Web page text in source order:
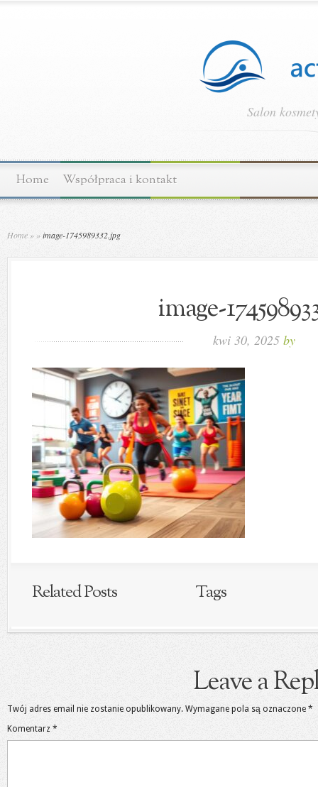
Salon
Home Współpraca i kontakt
Home » »image-1745989332.jpg
image-
kwi 30, 2025 by
Related Posts Tags
Leave a
Twój adres email nie zostanie opublikowany. Wymagane pola są oznaczone *
Komentarz *